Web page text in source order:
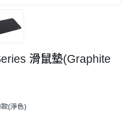
滑鼠墊(Graphite
(淨色)